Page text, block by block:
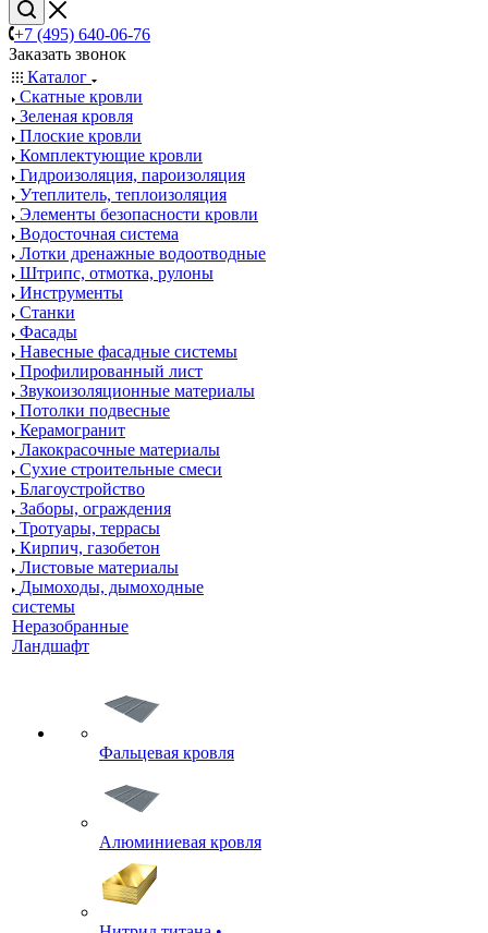
+7 (495) 640-06-76
Заказать звонок
Каталог
Скатные кровли
Зеленая кровля
Плоские кровли
Комплектующие кровли
Гидроизоляция, пароизоляция
Утеплитель, теплоизоляция
Элементы безопасности кровли
Водосточная система
Лотки дренажные водоотводные
Штрипс, отмотка, рулоны
Инструменты
Станки
Фасады
Навесные фасадные системы
Профилированный лист
Звукоизоляционные материалы
Потолки подвесные
Керамогранит
Лакокрасочные материалы
Сухие строительные смеси
Благоустройство
Заборы, ограждения
Тротуары, террасы
Кирпич, газобетон
Листовые материалы
Дымоходы, дымоходные
системы
Неразобранные
Ландшафт
Фальцевая кровля
Алюминиевая кровля